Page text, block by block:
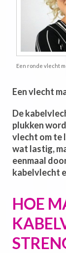
Een ronde vlecht
Een vlecht
De
plukken
vlecht om te
wat lastig,
eenmaal
kabelvlecht
HOE